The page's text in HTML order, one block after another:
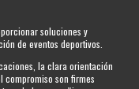
soluciones y
de eventos deportivos.
la clara orientación
compromiso son firmes